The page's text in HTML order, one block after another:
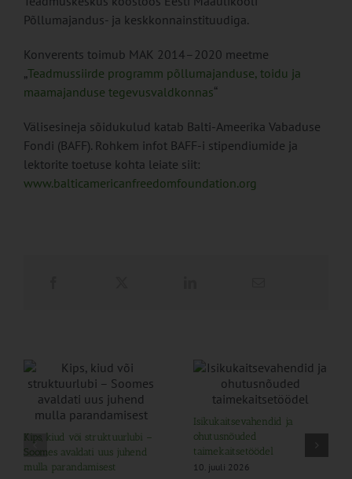
Põllumajandus- ja keskkonnainstituudiga.
Konverents toimub MAK 2014–2020 meetme
„Teadmussiirde programm põllumajanduse, toidu ja
maamajanduse tegevusvaldkonnas“
Välisesineja sõidukulud katab Balti-Ameerika Vabaduse
Fondi (BAFF). Rohkem infot BAFF-i stipendiumide ja
lektorite toetuse kohta leiate siit:
www.balticamericanfreedomfoundation.org
Kips, kiud või struktuurlubi –
Soomes avaldati uus juhend
mulla parandamisest
Isikukaitsevahendid ja
ohutusnõuded
taimekaitsetöödel
10. juuli 2026